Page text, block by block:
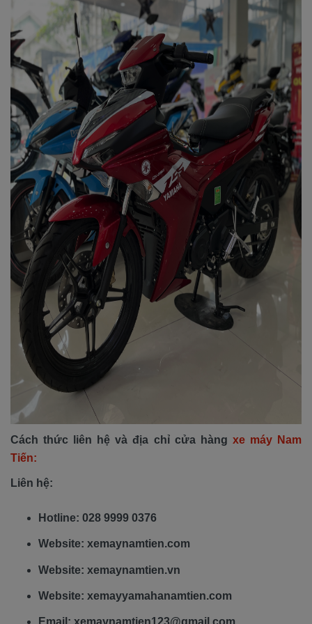
Cách thức liên hệ và địa chỉ cửa hàng xe máy Nam
Tiến:
Liên hệ:
Hotline: 028 9999 0376
Website: xemaynamtien.com
Website: xemaynamtien.vn
Website: xemayyamahanamtien.com
Email: xemaynamtien123@gmail.com